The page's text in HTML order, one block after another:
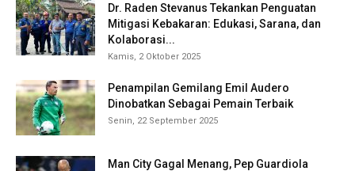
Dr. Raden Stevanus Tekankan Penguatan
Mitigasi Kebakaran: Edukasi, Sarana, dan
Kolaborasi...
Kamis, 2 Oktober 2025
Penampilan Gemilang Emil Audero
Dinobatkan Sebagai Pemain Terbaik
Senin, 22 September 2025
Man City Gagal Menang, Pep Guardiola